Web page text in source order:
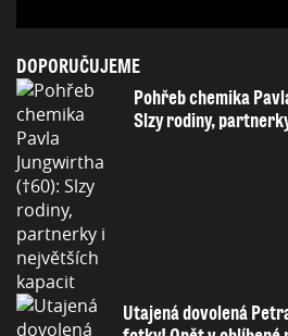
DOPORUČUJEME
Pohřeb chemika
Slzy rodiny,
Utajená dovolená